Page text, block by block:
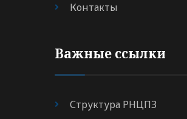
Контакты
Важные ссылки
Структура РНЦПЗ